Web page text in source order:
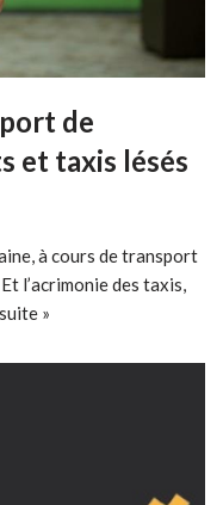
de
et taxis lésés
à cours de transport
l’acrimonie des taxis,
»